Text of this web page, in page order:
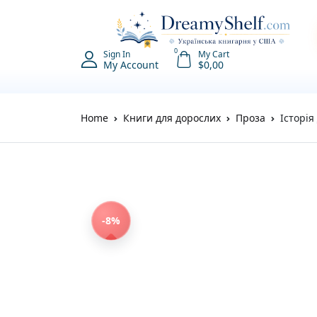
Sign In
My Account
0 My Cart
$0,00
Home Книги для дорослих Проза
-8%